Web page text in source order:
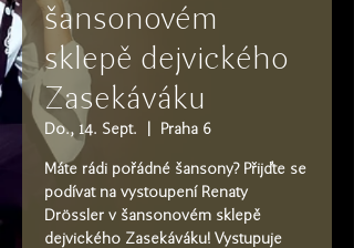
šansonovém
sklepě dejvického
Zasekáváku
Do., 14. Sept. Praha 6
Máte rádi pořádné šansony? Přijďte se
podívat na vystoupení Renaty
Drössler v šansonovém sklepě
dejvického Zasekáváku! Vystupuje